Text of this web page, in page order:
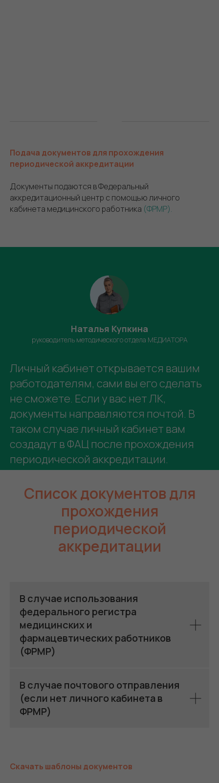
Подача документов для прохождения
периодической аккредитации
Документы подаются в Федеральный
аккредитационный центр с помощью личного
кабинета медицинского работника (ФРМР).
Наталья Купкина
руководитель методического отдела МЕДИАТОРА
Личный кабинет открывается вашим
работодателям, сами вы его сделать
не сможете. Если у вас нет ЛК,
документы направляются почтой. В
таком случае личный кабинет вам
создадут в ФАЦ после прохождения
периодической аккредитации.
Список документов для
прохождения
периодической
аккредитации
В случае использования
федерального регистра
медицинских и
фармацевтических работников
(ФРМР)
В случае почтового отправления
(если нет личного кабинета в
ФРМР)
Скачать шаблоны документов